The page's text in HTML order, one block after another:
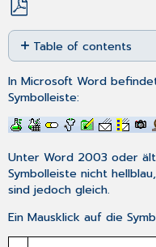
Save
as
PDF
Table of contents
No
headers
In Microsoft Word
Symbolleiste:
Unter Word 2003 oder
Symbolleiste nicht
sind jedoch gleich.
Ein Mausklick auf die